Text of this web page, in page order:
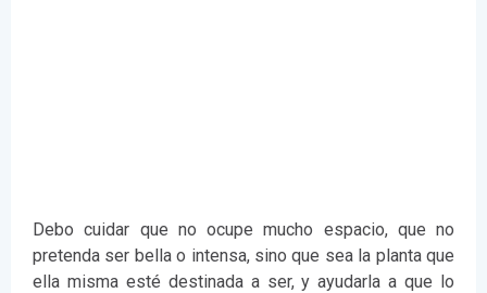
Debo cuidar que no ocupe mucho espacio, que no
pretenda ser bella o intensa, sino que sea la planta que
ella misma esté destinada a ser, y ayudarla a que lo